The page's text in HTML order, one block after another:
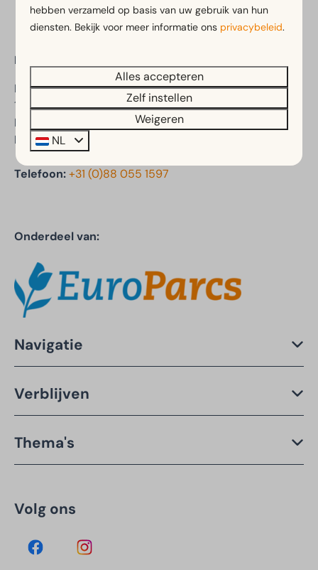
EuroParcs Molengroet
Molengroet 1
1723 PX Noord-Scharwoude
Noord-Holland
Nederland
Telefoon:+31 (0)88 055 1597
Onderdeel van:
Navigatie
Verblijven
Thema's
Volg ons
hebben verzameld op basis van uw gebruik van hun
diensten. Bekijk voor meer informatie ons privacybeleid.
Alles accepteren
Zelf instellen
Weigeren
NL